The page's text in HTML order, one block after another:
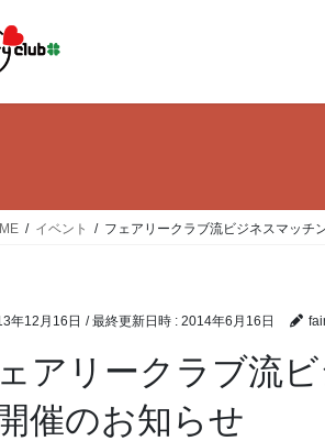
イベント フェアリークラブ流ビジネスマッチ
年12月16日 / 最終更新日時 : 2014年6月16日
アリークラブ流
催のお知らせ